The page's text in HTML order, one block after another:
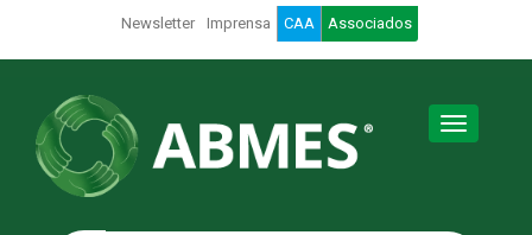
Newsletter Imprensa CAA Associados
Toggle